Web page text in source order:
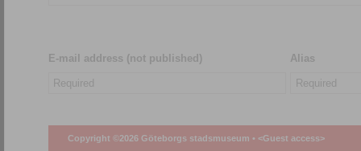
E-mail address (not published) Alias
Copyright ©2026 Göteborgs stadsmuseum • <Guest access>